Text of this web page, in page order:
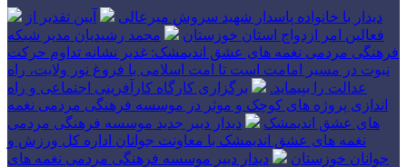
دیدار با خانواده پاسدار شهید سروش میرعالی
آیین تقدیر از
فعالین امر ازدواج استان خوزستان
محمد رشیدیان مدیر شبکه
فرهنگی مردمی نغمه های عشق اندیمشک: غدیر نشانه تداوم حرکت
نبوت در مسیر امامت است تا امت اسلامی با فروغ نور ولایت، راه
عدالت را بپیماید.
برگزاری کارگاه کارآفرینی اجتماعی و راه
اندازی پروژه های کوچک و موثر در موسسه فرهنگی مردمی نغمه
های عشق اندیمشک
دیدار دبیر جدید موسسه فرهنگی مردمی
نغمه های عشق اندیمشک با معاونت جوانان اداره کل ورزش و
جوانان خوزستان
دیدار دبیر موسسه فرهنگی مردمی نغمه های